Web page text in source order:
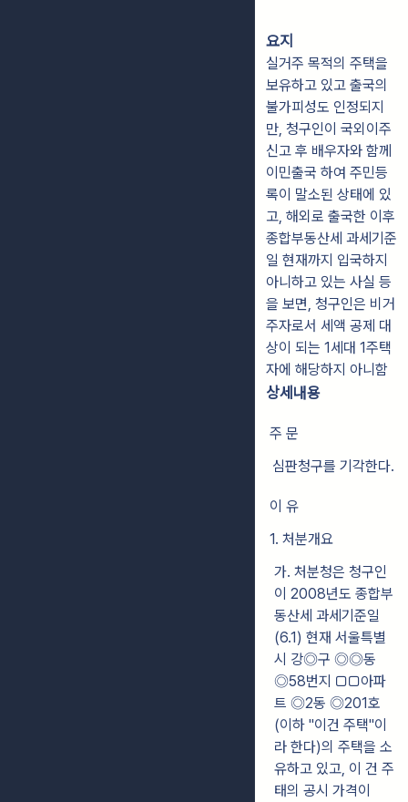
요지
실거주 목적의 주택을
보유하고 있고 출국의
불가피성도 인정되지
만, 청구인이 국외이주
신고 후 배우자와 함께
이민출국 하여 주민등
록이 말소된 상태에 있
고, 해외로 출국한 이후
종합부동산세 과세기준
일 현재까지 입국하지
아니하고 있는 사실 등
을 보면, 청구인은 비거
주자로서 세액 공제 대
상이 되는 1세대 1주택
자에 해당하지 아니함
상세내용
주 문
심판청구를 기각한다.
이 유
1. 처분개요
가. 처분청은 청구인
이 2008년도 종합부
동산세 과세기준일
(6.1) 현재 서울특별
시 강◎구 ◎◎동
◎58번지 ▢▢아파
트 ◎2동 ◎201호
(이하 "이건 주택"이
라 한다)의 주택을 소
유하고 있고, 이 건 주
태의 공시 가격이